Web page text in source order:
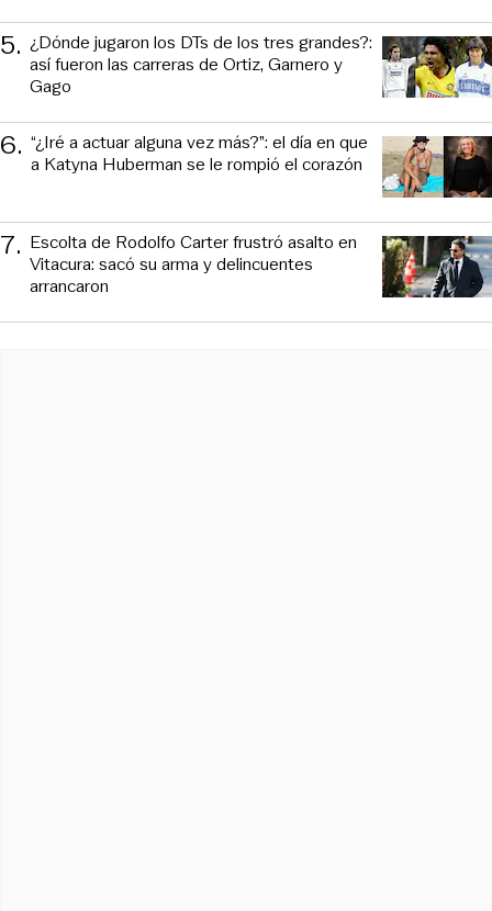
5. ¿Dónde jugaron los DTs de los tres grandes?:
así fueron las carreras de Ortiz, Garnero y
Gago
6. “¿Iré a actuar alguna vez más?”: el día en que
a Katyna Huberman se le rompió el corazón
7. Escolta de Rodolfo Carter frustró asalto en
Vitacura: sacó su arma y delincuentes
arrancaron